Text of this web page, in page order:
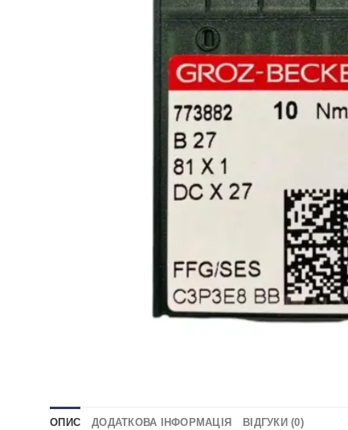
ОПИС ДОДАТКОВА ІНФОРМАЦІЯ ВІДГУКИ (0)